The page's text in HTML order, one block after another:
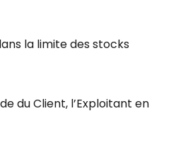
la limite des stocks
du Client, l’Exploitant en